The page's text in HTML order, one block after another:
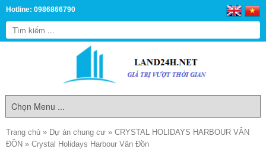
Hotline: 0986866790
Trang chủ » Dự án chung cư » CRYSTAL HOLIDAYS HARBOUR VÂN
ĐỒN » Crystal Holidays Harbour Vân Đồn